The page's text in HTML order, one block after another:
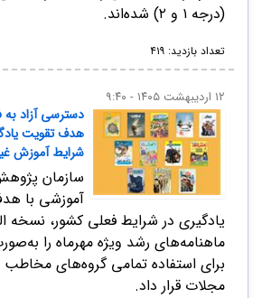
(درجه ۱ و ۲) شده‌اند.
تعداد بازدید: ۴۱۹
۱۲ اردیبهشت ۱۴۰۵ - ۹:۴۰
دسترسی آزاد به
هدف تقویت
شرایط آموزش
سازمان
آموزشی با
یادگیری در شرایط فعلی کشور، نسخه
ماهنامه‌‌های رشد ویژه مهرماه را
برای استفاده تمامی گروه‌های مخاطب
مجلات قرار داد.